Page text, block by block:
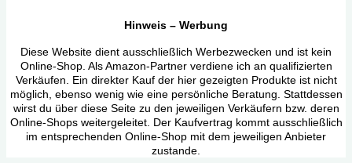
Hinweis – Werbung
Diese Website dient ausschließlich Werbezwecken und ist kein
Online-Shop. Als Amazon-Partner verdiene ich an qualifizierten
Verkäufen. Ein direkter Kauf der hier gezeigten Produkte ist nicht
möglich, ebenso wenig wie eine persönliche Beratung. Stattdessen
wirst du über diese Seite zu den jeweiligen Verkäufern bzw. deren
Online-Shops weitergeleitet. Der Kaufvertrag kommt ausschließlich
im entsprechenden Online-Shop mit dem jeweiligen Anbieter
zustande.